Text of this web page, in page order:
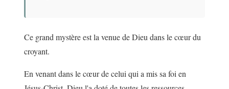
Ce grand mystère est la venue de Dieu dans le cœur du
croyant.
En venant dans le cœur de celui qui a mis sa foi en